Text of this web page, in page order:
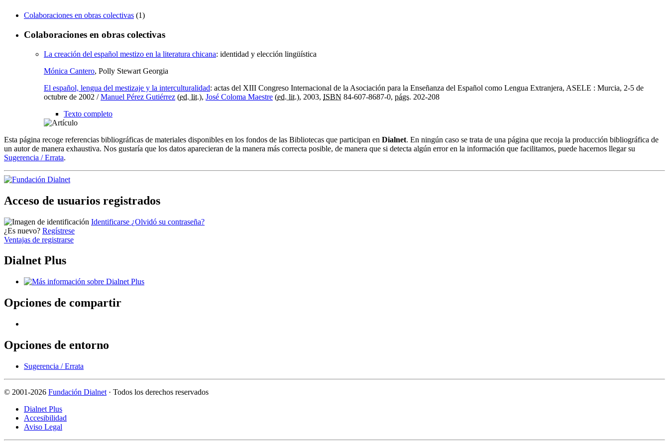
Colaboraciones en obras colectivas (1)
Colaboraciones en obras colectivas
La creación del español mestizo en la literatura chicana: identidad y elección lingüística
Mónica Cantero, Polly Stewart Georgia
El español, lengua del mestizaje y la interculturalidad: actas del XIII Congreso Internacional de la Asociación para la Enseñanza del Español como Lengua Extranjera, ASELE : Murcia, 2-5 de
octubre de 2002 /Manuel Pérez Gutiérrez (ed. lit.), José Coloma Maestre (ed. lit.), 2003, ISBN 84-607-8687-0, págs. 202-208
Texto completo
Esta página recoge referencias bibliográficas de materiales disponibles en los fondos de las Bibliotecas que participan en Dialnet. En ningún caso se trata de una página que recoja la producción bibliográfica de
un autor de manera exhaustiva. Nos gustaría que los datos aparecieran de la manera más correcta posible, de manera que si detecta algún error en la información que facilitamos, puede hacernos llegar su
Sugerencia / Errata.
Acceso de usuarios registrados
Identificarse ¿Olvidó su contraseña?
¿Es nuevo? Regístrese
Ventajas de registrarse
Dialnet Plus
Opciones de compartir
Opciones de entorno
Sugerencia / Errata
© 2001-2026 Fundación Dialnet · Todos los derechos reservados
Dialnet Plus
Accesibilidad
Aviso Legal